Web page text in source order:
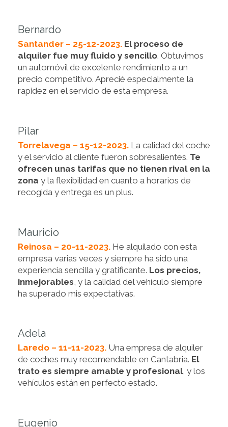
Bernardo
Santander – 25-12-2023. El proceso de
alquiler fue muy fluido y sencillo. Obtuvimos
un automóvil de excelente rendimiento a un
precio competitivo. Aprecié especialmente la
rapidez en el servicio de esta empresa.
Pilar
Torrelavega – 15-12-2023. La calidad del coche
y el servicio al cliente fueron sobresalientes. Te
ofrecen unas tarifas que no tienen rival en la
zona y la flexibilidad en cuanto a horarios de
recogida y entrega es un plus.
Mauricio
Reinosa – 20-11-2023. He alquilado con esta
empresa varias veces y siempre ha sido una
experiencia sencilla y gratificante. Los precios,
inmejorables , y la calidad del vehículo siempre
ha superado mis expectativas.
Adela
Laredo – 11-11-2023. Una empresa de alquiler
de coches muy recomendable en Cantabria. El
trato es siempre amable y profesional, y los
vehículos están en perfecto estado.
Eugenio